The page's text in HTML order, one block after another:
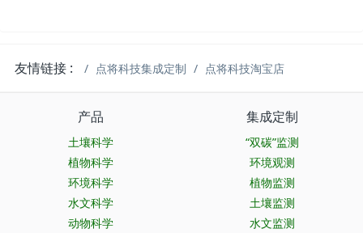
友情链接 : 点将科技集成定制 点将科技淘宝店
产品
土壤科学
植物科学
环境科学
水文科学
动物科学
集成定制
“双碳”监测
环境观测
植物监测
土壤监测
水文监测